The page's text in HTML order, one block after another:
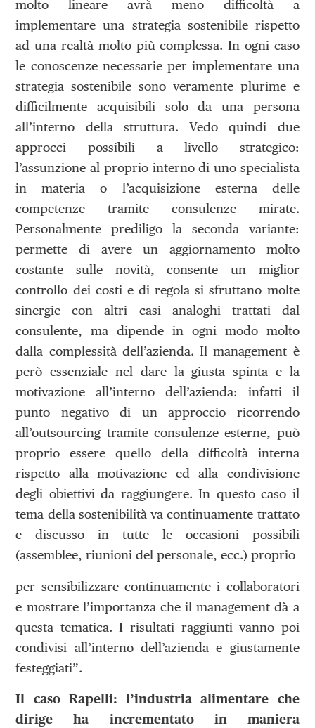
molto lineare avrà meno difficoltà a
implementare una strategia sostenibile rispetto
ad una realtà molto più complessa. In ogni caso
le conoscenze necessarie per implementare una
strategia sostenibile sono veramente plurime e
difficilmente acquisibili solo da una persona
all’interno della struttura. Vedo quindi due
approcci possibili a livello strategico:
l’assunzione al proprio interno di uno specialista
in materia o l’acquisizione esterna delle
competenze tramite consulenze mirate.
Personalmente prediligo la seconda variante:
permette di avere un aggiornamento molto
costante sulle novità, consente un miglior
controllo dei costi e di regola si sfruttano molte
sinergie con altri casi analoghi trattati dal
consulente, ma dipende in ogni modo molto
dalla complessità dell’azienda. Il management è
però essenziale nel dare la giusta spinta e la
motivazione all’interno dell’azienda: infatti il
punto negativo di un approccio ricorrendo
all’outsourcing tramite consulenze esterne, può
proprio essere quello della difficoltà interna
rispetto alla motivazione ed alla condivisione
degli obiettivi da raggiungere. In questo caso il
tema della sostenibilità va continuamente trattato
e discusso in tutte le occasioni possibili
(assemblee, riunioni del personale, ecc.) proprio
per sensibilizzare continuamente i collaboratori
e mostrare l’importanza che il management dà a
questa tematica. I risultati raggiunti vanno poi
condivisi all’interno dell’azienda e giustamente
festeggiati”.
Il caso Rapelli: l’industria alimentare che
dirige ha incrementato in maniera